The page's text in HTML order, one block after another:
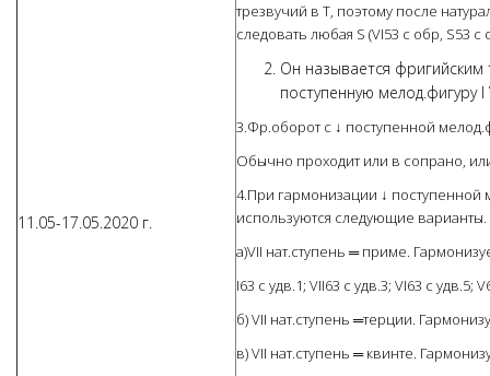
11.05-17.05.2020 г.
трезвучий в Т, поэтому после
следовать любая S (VI53 с обр, S53
Он называется
поступенную мелод.фигуру I
3.Фр.оборот с ↓ поступенной
Обычно проходит или в сопрано,
4.При гармонизации ↓ поступенной
используются следующие варианты.
а)VII нат.ступень ═ приме.
I63 с удв.1; VII63 с удв.3; VI63 с удв.5;
б) VII нат.ступень ═терции.
в) VII нат.ступень ═ квинте.